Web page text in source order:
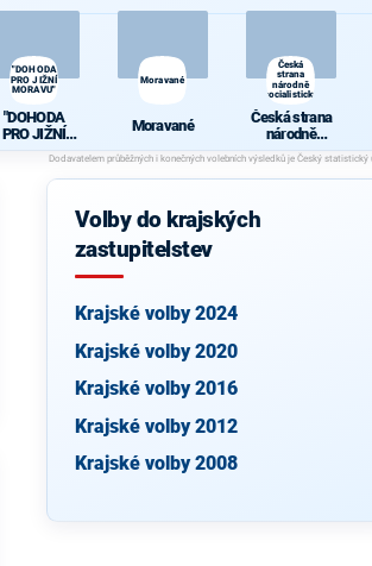
"DOHODA
PRO JIŽNÍ
MORAVU"
"DOHODA
PRO JIŽNÍ
MORAVU"
Moravané
Moravané
Česká
strana
národně
socialistická
Česká strana
národně
socialistická
Volby do krajských
zastupitelstev
Krajské volby 2024
Krajské volby 2020
Krajské volby 2016
Krajské volby 2012
Krajské volby 2008